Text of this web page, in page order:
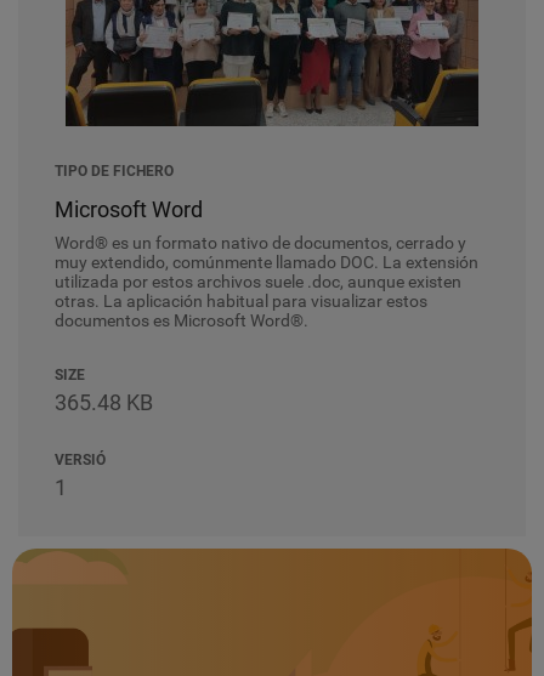
TIPO DE FICHERO
Microsoft Word
Word® es un formato nativo de documentos, cerrado y
muy extendido, comúnmente llamado DOC. La extensión
utilizada por estos archivos suele .doc, aunque existen
otras. La aplicación habitual para visualizar estos
documentos es Microsoft Word®.
SIZE
365.48 KB
VERSIÓ
1